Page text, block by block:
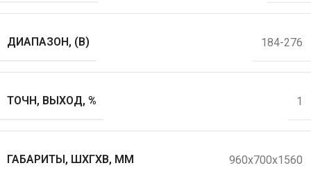
ДИАПАЗОН, (В) 184-276
ТОЧН, ВЫХОД, % 1
ГАБАРИТЫ, ШХГХВ, ММ 960x700x1560